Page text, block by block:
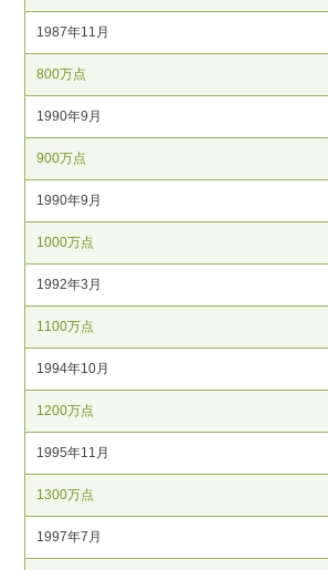
1987年11月
800万点
1990年9月
900万点
1990年9月
1000万点
1992年3月
1100万点
1994年10月
1200万点
1995年11月
1300万点
1997年7月